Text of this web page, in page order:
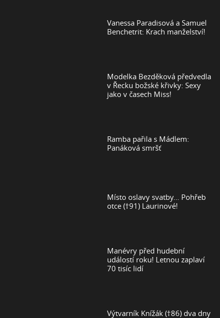
Vanessa Paradisová a Samuel
Benchetrit: Krach manželství!
Modelka Bezděková předvedla
v Řecku božské křivky: Sexy
jako v časech Miss!
Ramba pařila s Mádlem:
Panáková smršť
Místo oslavy svatby... Pohřeb
otce (†91) Laurinové!
Manévry před hudební
událostí roku! Letnou zaplaví
70 tisíc lidí
Výtvarník Knížák (†86) dva dny